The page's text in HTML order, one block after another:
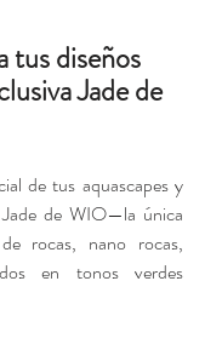
tus diseños
Jade de
de tus aquascapes y
de WIO—la única
rocas, nano rocas,
en tonos verdes